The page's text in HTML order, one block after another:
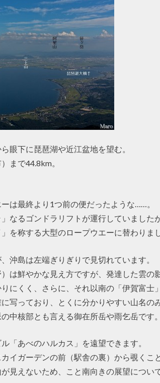
眼下に琵琶湖や近江盆地を望む。
まで44.8km。
は最終より1つ前の便だったような……。
なるゴンドラリフトが運行していました
を称する大型のロープウエーに替わりまし
沖島は左端ぎりぎりで見切れています。
は鮮やかな見え方ですが、発達した雲の
にくく、さらに、それ以南の「伊賀富士
写っており、とくに分かりやすい山名の
中核部とも言える御在所岳や雨乞岳です。
「あべのハルカス」を遠望できます。
イガーデンの前（駅舎の裏）から覗くこ
見えないため、こと南向きの展望につい